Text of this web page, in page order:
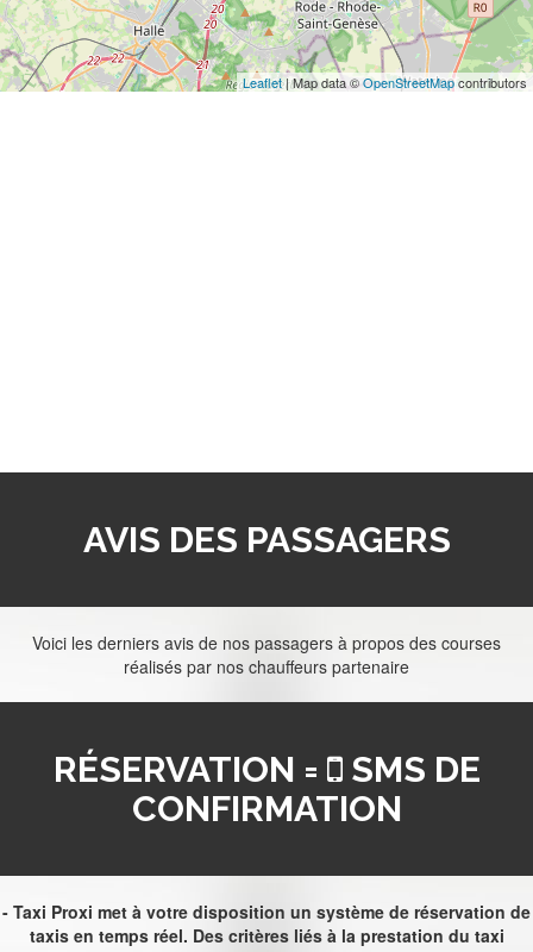
Leaflet| Map data ©OpenStreetMapcontributors
AVIS DES PASSAGERS
Voici les derniers avis de nos passagers à propos des courses
réalisés par nos chauffeurs partenaire
RÉSERVATION =
SMS DE
CONFIRMATION
- Taxi Proxi met à votre disposition un système de réservation de
taxis en temps réel. Des critères liés à la prestation du taxi